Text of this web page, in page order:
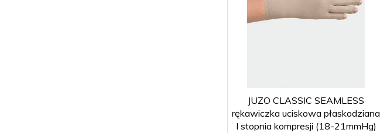
JUZO CLASSIC SEAMLESS
rękawiczka uciskowa płaskodziana
I stopnia kompresji (18-21mmHg)